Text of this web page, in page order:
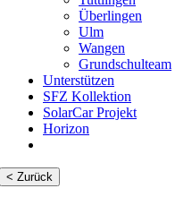
Überlingen
Ulm
Wangen
Grundschulteam
Unterstützen
SFZ Kollektion
SolarCar Projekt
Horizon
< Zurück